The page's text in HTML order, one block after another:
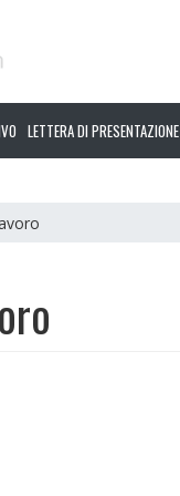
LETTERA DI PRESENTAZIONE